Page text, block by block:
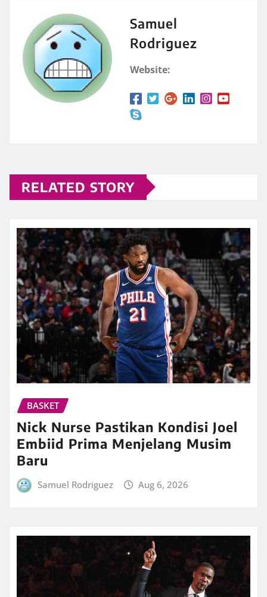
Samuel
Rodriguez
Website:
RELATED STORY
BASKET
Nick Nurse Pastikan Kondisi Joel
Embiid Prima Menjelang Musim
Baru
Samuel Rodriguez Aug 6, 2026